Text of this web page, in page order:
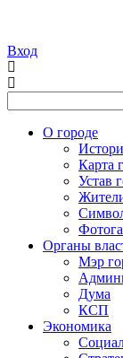
Вход
О городе
Карта
Устав
Органы
Мэр
Дума
КСП
Экономика